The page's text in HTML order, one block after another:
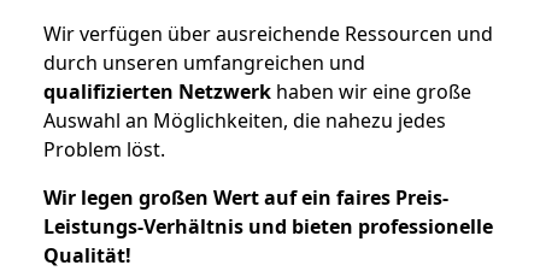
Wir verfügen über ausreichende Ressourcen und
durch unseren umfangreichen und
qualifizierten Netzwerk haben wir eine große
Auswahl an Möglichkeiten, die nahezu jedes
Problem löst.
Wir legen großen Wert auf ein faires Preis-
Leistungs-Verhältnis und bieten professionelle
Qualität!